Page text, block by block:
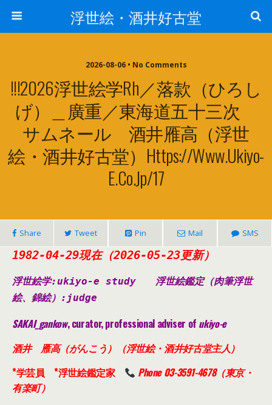
浮世絵・酒井好古堂
2026-08-06 • No Comments
!!!2026浮世絵学Rh／落款（ひろし
げ）＿廣重／東海道五十三次
サムネール 酒井雁高（浮世
絵・酒井好古堂）https://www.ukiyo-
E.co.jp/17
Share Tweet Pin Mail SMS
1982-04-29現在（2026-05-23更新）
浮世絵学:ukiyo-e study 浮世絵鑑定（肉筆浮世
絵、錦絵） :judge
SAKAI_gankow, curator, professional adviser of ukiyo-e
酒井 雁高（がんこう）（浮世絵・酒井好古堂主人）
*学芸員 *浮世絵鑑定家
Phone 03-3591-4678（東京・
有楽町）